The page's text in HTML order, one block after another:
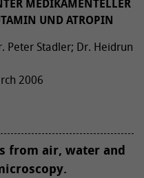
MEDIKAMENTELLER
UND ATROPIN
Peter Stadler; Dr. Heidrun
2006
from air, water and